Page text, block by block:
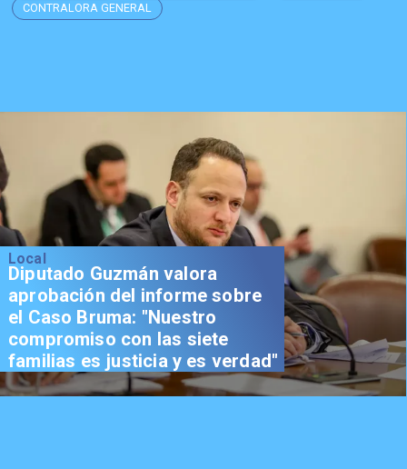
CONTRALORA GENERAL
Senador Vial celebra
aprobación del proyecto de
Reconstrucción: "Es un hito
trascendental en beneficio de
los chilenos"